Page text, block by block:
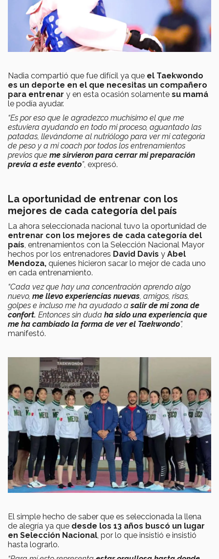
Nadia compartió que fue difícil ya que el Taekwondo
es un deporte en el que necesitas un compañero
para entrenar y en esta ocasión solamente su mamá
le podía ayudar.
“Es por eso que le agradezco muchísimo el que me
estuviera ayudando en todo mi proceso, aguantado las
patadas, llevándome al nutriólogo para ver mi categoría
de peso y a mi coach por todos los entrenamientos
previos que me sirvieron para cerrar mi preparación
previa a este evento”, expresó.
La oportunidad de entrenar con los
mejores de cada categoría del país
La ahora seleccionada nacional tuvo la oportunidad de
entrenar con los mejores de cada categoría del
país, entrenamientos con la Selección Nacional Mayor
hechos por los entrenadores David Davis y Abel
Mendoza, quienes hicieron sacar lo mejor de cada uno
en cada entrenamiento.
“Cada vez que hay una concentración aprendo algo
nuevo, me llevo experiencias nuevas, amigos, risas,
golpes e incluso me ha ayudado asalir de mi zona de
confort. Entonces sin duda ha sido una experiencia que
me ha cambiado la forma de ver el Taekwondo”,
manifestó.
El simple hecho de saber que es seleccionada la llena
de alegría ya que desde los 13 años buscó un lugar
en Selección Nacional, por lo que insistió e insistió
hasta lograrlo.